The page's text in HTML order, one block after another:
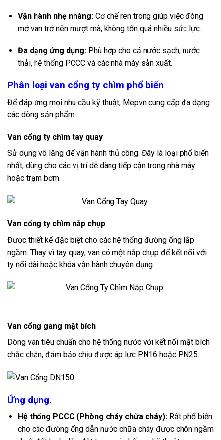
Vận hành nhẹ nhàng:Cơ chế ren trong giúp việc đóng
mở van trở nên mượt mà, không tốn quá nhiều sức lực.
Đa dạng ứng dụng:Phù hợp cho cả nước sạch, nước
thải, hệ thống PCCC và các nhà máy sản xuất.
Phân loại van cổng ty chìm phổ biến
Để đáp ứng mọi nhu cầu kỹ thuật, Mepvn cung cấp đa dạng
các dòng sản phẩm:
Van cổng ty chìm tay quay
Sử dụng vô lăng để vận hành thủ công. Đây là loại phổ biến
nhất, dùng cho các vị trí dễ dàng tiếp cận trong nhà máy
hoặc trạm bơm.
Van cổng ty chìm nắp chụp
Được thiết kế đặc biệt cho các hệ thống đường ống lắp
ngầm. Thay vì tay quay, van có một nắp chụp để kết nối với
ty nối dài hoặc khóa vận hành chuyên dụng.
Van cổng gang mặt bích
Dòng van tiêu chuẩn cho hệ thống nước với kết nối mặt bích
chắc chắn, đảm bảo chịu được áp lực PN16 hoặc PN25.
Ứng dụng.
Hệ thống PCCC (Phòng cháy chữa cháy):Rất phổ biến
cho các đường ống dẫn nước chữa cháy được chôn ngầm